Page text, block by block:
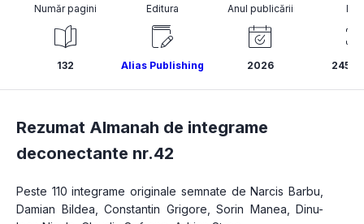
Număr pagini
132
Editura
Alias Publishing
Anul publicării
2026
Rezumat Almanah de integrame
deconectante nr.42
Peste 110 integrame originale semnate de Narcis Barbu,
Damian Bildea, Constantin Grigore, Sorin Manea, Dinu-